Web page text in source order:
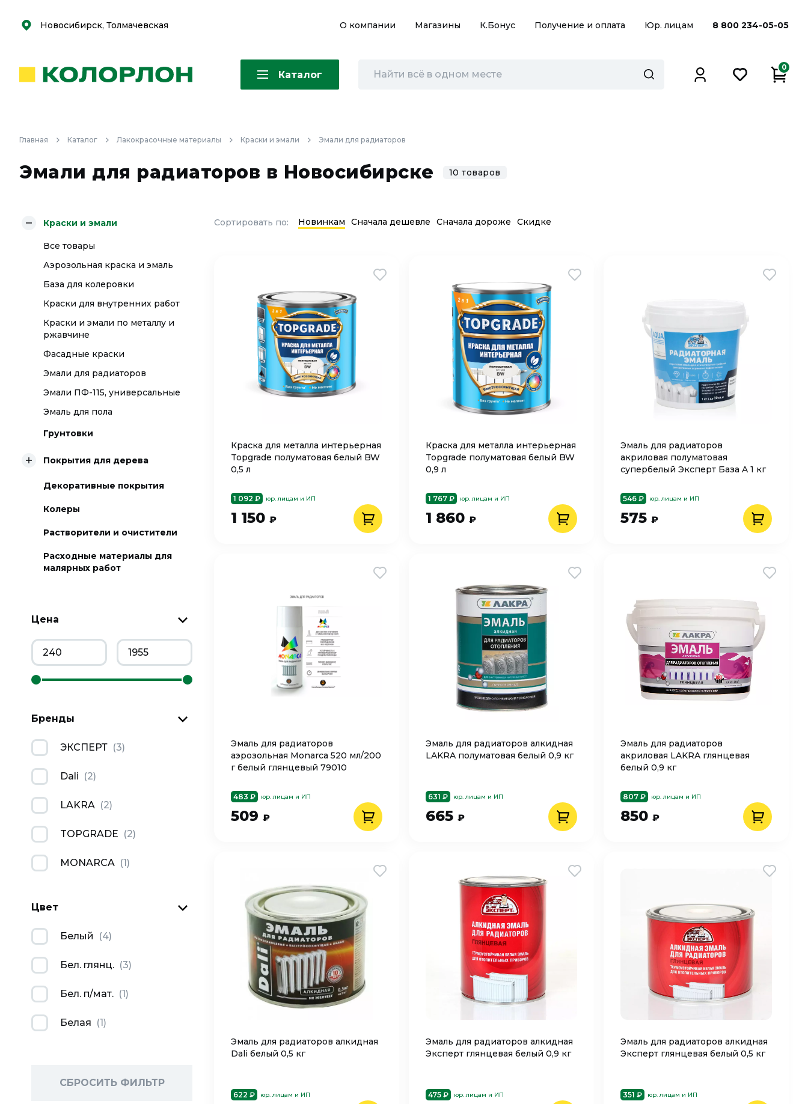
Скоро
Скоро
Новосибирск, Толмачевская О компании Магазины К.Бонус Получение и оплата Юр. лицам 8 800 234-05-05
Каталог
0
Главная Каталог Лакокрасочные материалы Краски и эмали Эмали для радиаторов
Эмали для радиаторов в Новосибирске 10 товаров
Краски и эмали
Все товары
Аэрозольная краска и эмаль
База для колеровки
Краски для внутренних работ
Краски и эмали по металлу и
ржавчине
Фасадные краски
Эмали для радиаторов
Эмали ПФ-115, универсальные
Эмаль для пола
Грунтовки
Покрытия для дерева
Декоративные покрытия
Колеры
Растворители и очистители
Расходные материалы для
малярных работ
Цена
Бренды
ЭКСПЕРТ (3)
Dali (2)
LAKRA (2)
TOPGRADE (2)
MONARCA (1)
Цвет
Белый (4)
Бел. глянц. (3)
Бел. п/мат. (1)
Белая (1)
СБРОСИТЬ ФИЛЬТР
Сортировать по: Новинкам Сначала дешевле Сначала дороже Скидке
Краска для металла интерьерная
Topgrade полуматовая белый BW
0,5 л
1 092 ₽ юр. лицам и ИП
1 150 ₽
Краска для металла интерьерная
Topgrade полуматовая белый BW
0,9 л
1 767 ₽ юр. лицам и ИП
1 860 ₽
Эмаль для радиаторов
акриловая полуматовая
супербелый Эксперт База A 1 кг
546 ₽ юр. лицам и ИП
575 ₽
Эмаль для радиаторов
аэрозольная Monarca 520 мл/200
г белый глянцевый 79010
483 ₽ юр. лицам и ИП
509 ₽
Эмаль для радиаторов алкидная
LAKRA полуматовая белый 0,9 кг
631 ₽ юр. лицам и ИП
665 ₽
Эмаль для радиаторов
акриловая LAKRA глянцевая
белый 0,9 кг
807 ₽ юр. лицам и ИП
850 ₽
Эмаль для радиаторов алкидная
Dali белый 0,5 кг
622 ₽ юр. лицам и ИП
Эмаль для радиаторов алкидная
Эксперт глянцевая белый 0,9 кг
475 ₽ юр. лицам и ИП
Эмаль для радиаторов алкидная
Эксперт глянцевая белый 0,5 кг
351 ₽ юр. лицам и ИП